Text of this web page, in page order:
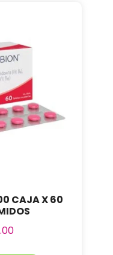
CAJA X 60